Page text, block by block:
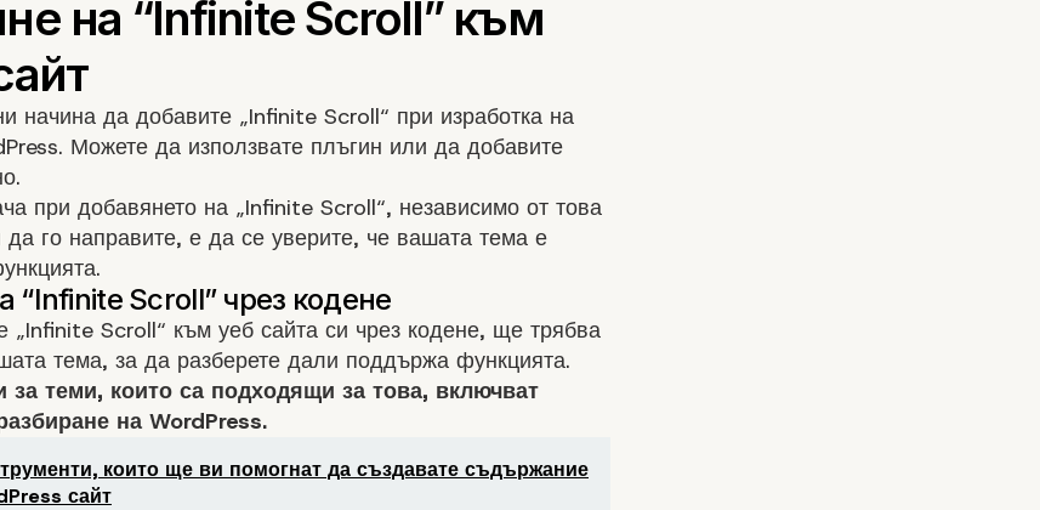
начина да добавите „Infinite Scroll“ при изработка на
. Можете да използвате плъгин или да добавите
при добавянето на „Infinite Scroll“, независимо от това
да го направите, е да се уверите, че вашата тема е
„Infinite Scroll“ към уеб сайта си чрез кодене, ще трябва
тема, за да разберете дали поддържа функцията.
за теми, които са подходящи за това, включват
на WordPress.
които ще ви помогнат да създавате съдържание
сайт